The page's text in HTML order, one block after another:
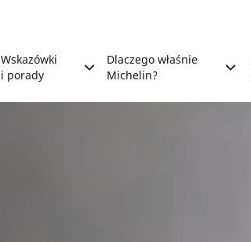
Wskazówki
i porady
Dlaczego właśnie
Michelin?